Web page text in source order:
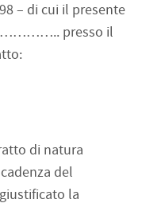
– di cui il presente
presso il
di natura
del
la